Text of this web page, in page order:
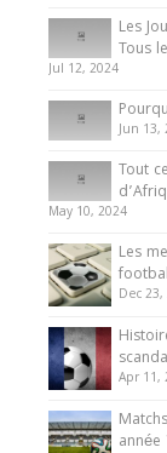
Les
Tous
Jul 12, 2024
Jun 13,
Tout
May 10, 2024
Les
Dec 23,
Apr 11,
année